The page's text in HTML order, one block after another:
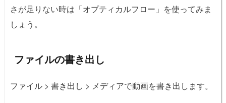
さが足りない時は「オプティカルフロー」を使ってみま
しょう。
ファイルの書き出し
ファイル > 書き出し > メディアで動画を書き出します。